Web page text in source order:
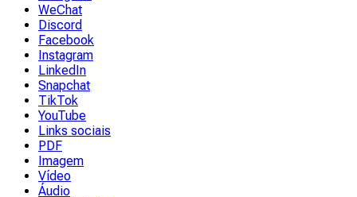
WeChat
Discord
Facebook
Instagram
LinkedIn
Snapchat
TikTok
YouTube
Links sociais
PDF
Imagem
Vídeo
Áudio